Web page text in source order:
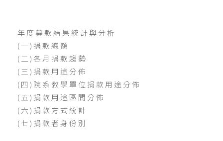
年度募款結果統計與分析
(一)捐款總額
(二)各月捐款趨勢
(三)捐款用途分佈
(四)院系教學單位捐款用途分佈
(五)捐款用途區間分佈
(六)捐款方式統計
(七)捐款者身份別